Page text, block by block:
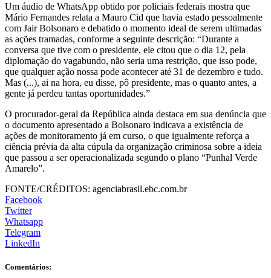
Um áudio de WhatsApp obtido por policiais federais mostra que
Mário Fernandes relata a Mauro Cid que havia estado pessoalmente
com Jair Bolsonaro e debatido o momento ideal de serem ultimadas
as ações tramadas, conforme a seguinte descrição: “Durante a
conversa que tive com o presidente, ele citou que o dia 12, pela
diplomação do vagabundo, não seria uma restrição, que isso pode,
que qualquer ação nossa pode acontecer até 31 de dezembro e tudo.
Mas (...), ai na hora, eu disse, pô presidente, mas o quanto antes, a
gente já perdeu tantas oportunidades.”
O procurador-geral da República ainda destaca em sua denúncia que
o documento apresentado a Bolsonaro indicava a existência de
ações de monitoramento já em curso, o que igualmente reforça a
ciência prévia da alta cúpula da organização criminosa sobre a ideia
que passou a ser operacionalizada segundo o plano “Punhal Verde
Amarelo”.
FONTE/CRÉDITOS: agenciabrasil.ebc.com.br
Facebook
Twitter
Whatsapp
Telegram
LinkedIn
Comentários: